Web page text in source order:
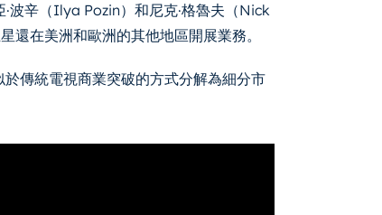
波辛（Ilya Pozin）和尼克·格魯夫（Nick
還在美洲和歐洲的其他地區開展業務。
傳統電視商業突破的方式分解為細分市